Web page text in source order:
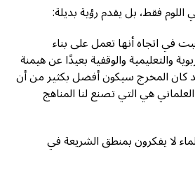
فقط، بل يقدم رؤية بديلة:
في اتجاه أنها تعمل على بناء
والتعليمية والوقفية بعيدًا عن هيمنة
كان المخرج سيكون أفضل بكثير من أن
هي التي تصنع لنا المناهج
لا يفكرون بمنطق الشريعة في